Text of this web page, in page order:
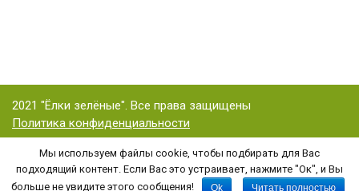
2021 "Ёлки зелёные". Все права защищены
Политика конфиденциальности
Копирование статьи (или ее части) и графических материалов с этого
Мы используем файлы cookie, чтобы подбирать для Вас
подходящий контент. Если Вас это устраивает, нажмите "Ок", и Вы
больше не увидите этого сообщения!
Ok Читать полностью